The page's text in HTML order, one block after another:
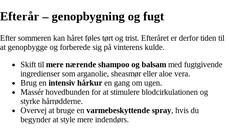
Efterår – genopbygning og fugt
Efter sommeren kan håret føles tørt og trist. Efteråret er derfor tiden til
at genopbygge og forberede sig på vinterens kulde.
Skift til mere nærende shampoo og balsam med fugtgivende
ingredienser som arganolie, sheasmør eller aloe vera.
Brug en intensiv hårkur en gang om ugen.
Massér hovedbunden for at stimulere blodcirkulationen og
styrke hårrødderne.
Overvej at bruge en varmebeskyttende spray, hvis du
begynder at style mere indendørs.